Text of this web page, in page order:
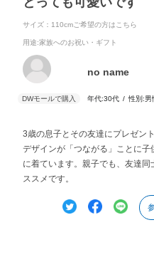
サイズ：110cmご希望の方はこちら
用途:家族へのお祝い・ギフト
no name
年代:30代 性別:男
3歳の息子とその友達にプレゼン
デザインが「つながる」ことに
に着ています。親子でも、友達
ススメです。